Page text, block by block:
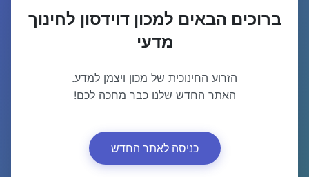
ברוכים הבאים למכון דוידסון לחינוך
מדעי
הזרוע החינוכית של מכון ויצמן למדע.
האתר החדש שלנו כבר מחכה לכם!
כניסה לאתר החדש